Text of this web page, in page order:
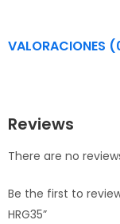
VALORACIONES
Reviews
There are no
Be the first to review
HRG35”